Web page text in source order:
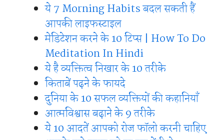
ये 7 Morning Habits बदल सकती हैं
आपकी लाइफस्टाइल
मेडिटेशन करने के 10 टिप्स | How To Do
Meditation In Hindi
ये है व्यक्तित्व निखार के 10 तरीके
किताबें पढ़ने के फायदे
दुनिया के 10 सफल व्यक्तियों की कहानियाँ
आत्मविश्वास बढ़ाने के 9 तरीके
ये 10 आदतें आपको रोज फॉलो करनी चाहिए